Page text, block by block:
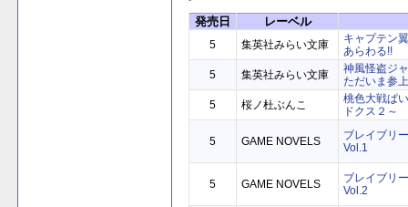
発売日 レーベル
5 集英社みらい文庫
キャプテン
あらわる!!
5
集英社みらい文庫
神風怪盗ジ
ただいま参
5
桜ノ杜ぶんこ
桃色大戦ぱ
ドクス２～
5 GAME NOVELS
ブレイブリ
Vol.1
5 GAME NOVELS
ブレイブリ
Vol.2